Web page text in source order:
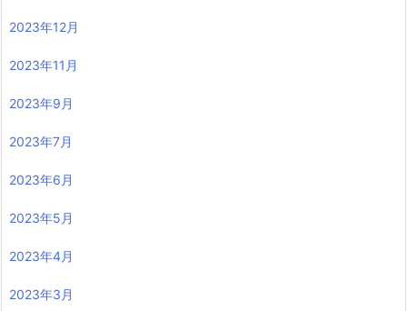
2023年12月
2023年11月
2023年9月
2023年7月
2023年6月
2023年5月
2023年4月
2023年3月